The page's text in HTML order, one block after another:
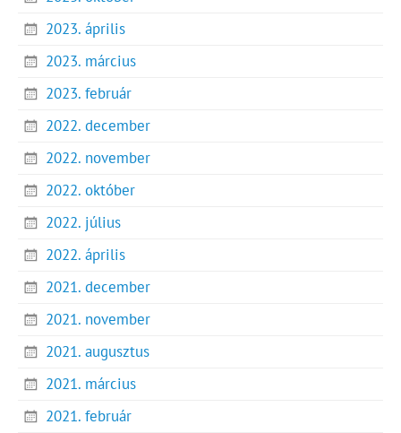
2023. április
2023. március
2023. február
2022. december
2022. november
2022. október
2022. július
2022. április
2021. december
2021. november
2021. augusztus
2021. március
2021. február